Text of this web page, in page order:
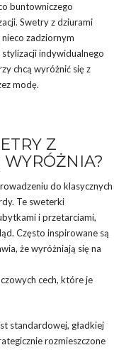
buntowniczego
Swetry z dziurami
zadziornym
indywidualnego
chcą wyróżnić się z
modę.
Z
do klasycznych
Te sweterki
i przetarciami,
Często inspirowane są
że wyróżniają się na
cech, które je
standardowej, gładkiej
rozmieszczone